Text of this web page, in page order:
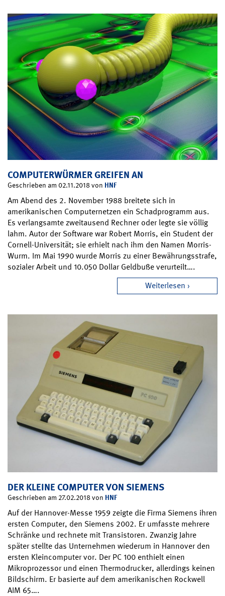
COMPUTERWÜRMER GREIFEN AN
Geschrieben am 02.11.2018 von HNF
Am Abend des 2. November 1988 breitete sich in
amerikanischen Computernetzen ein Schadprogramm aus.
Es verlangsamte zweitausend Rechner oder legte sie völlig
lahm. Autor der Software war Robert Morris, ein Student der
Cornell-Universität; sie erhielt nach ihm den Namen Morris-
Wurm. Im Mai 1990 wurde Morris zu einer Bewährungsstrafe,
sozialer Arbeit und 10.050 Dollar Geldbuße verurteilt….
Weiterlesen
DER KLEINE COMPUTER VON SIEMENS
Geschrieben am 27.02.2018 von HNF
Auf der Hannover-Messe 1959 zeigte die Firma Siemens ihren
ersten Computer, den Siemens 2002. Er umfasste mehrere
Schränke und rechnete mit Transistoren. Zwanzig Jahre
später stellte das Unternehmen wiederum in Hannover den
ersten Kleincomputer vor. Der PC 100 enthielt einen
Mikroprozessor und einen Thermodrucker, allerdings keinen
Bildschirm. Er basierte auf dem amerikanischen Rockwell
AIM 65….